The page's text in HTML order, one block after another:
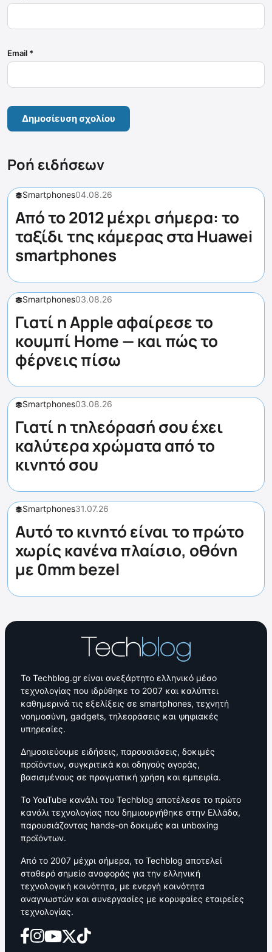
Email *
Ροή ειδήσεων
Smartphones04.08.26
Από το 2012 μέχρι σήμερα: το
ταξίδι της κάμερας στα Huawei
smartphones
Smartphones03.08.26
Γιατί η Apple αφαίρεσε το
κουμπί Home — και πώς το
φέρνεις πίσω
Smartphones03.08.26
Γιατί η τηλεόρασή σου έχει
καλύτερα χρώματα από το
κινητό σου
Smartphones31.07.26
Αυτό το κινητό είναι το πρώτο
χωρίς κανένα πλαίσιο, οθόνη
με 0mm bezel
Το Techblog.gr είναι ανεξάρτητο ελληνικό μέσο
τεχνολογίας που ιδρύθηκε το 2007 και καλύπτει
καθημερινά τις εξελίξεις σε smartphones, τεχνητή
νοημοσύνη, gadgets, τηλεοράσεις και ψηφιακές
υπηρεσίες.
Δημοσιεύουμε ειδήσεις, παρουσιάσεις, δοκιμές
προϊόντων, συγκριτικά και οδηγούς αγοράς,
βασισμένους σε πραγματική χρήση και εμπειρία.
Το YouTube κανάλι του Techblog αποτέλεσε το πρώτο
κανάλι τεχνολογίας που δημιουργήθηκε στην Ελλάδα,
παρουσιάζοντας hands-on δοκιμές και unboxing
προϊόντων.
Από το 2007 μέχρι σήμερα, το Techblog αποτελεί
σταθερό σημείο αναφοράς για την ελληνική
τεχνολογική κοινότητα, με ενεργή κοινότητα
αναγνωστών και συνεργασίες με κορυφαίες εταιρείες
τεχνολογίας.